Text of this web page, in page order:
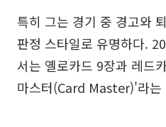
특히 그는 경기 중 경고와
판정 스타일로 유명하다.
서는 옐로카드 9장과 레드
마스터(Card Master)'라는